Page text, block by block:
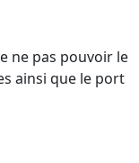
ne pas pouvoir le
ainsi que le port